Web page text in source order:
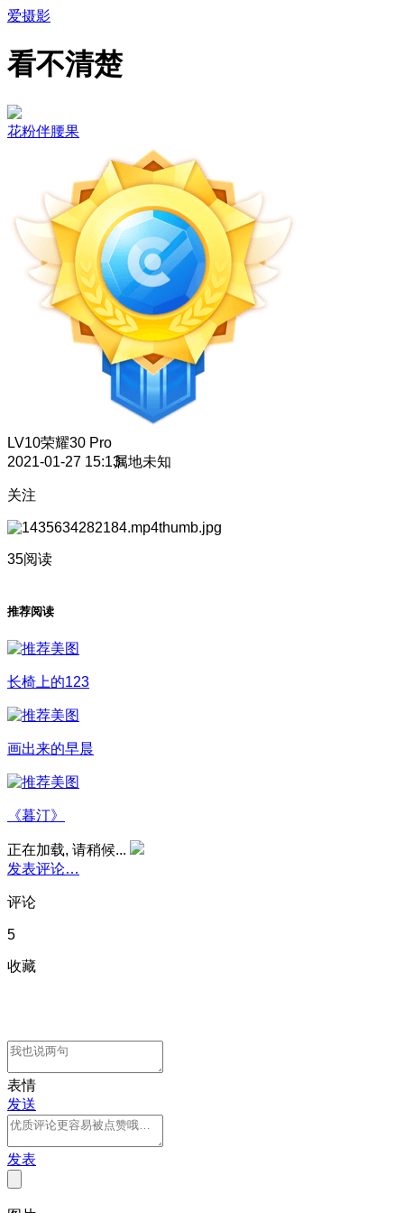
爱摄影
看不清楚
花粉伴腰果
LV10荣耀30 Pro
2021-01-27 15:13属地未知
关注
35阅读
推荐阅读
长椅上的123
画出来的早晨
《暮汀》
正在加载, 请稍候...
发表评论…
评论
5
收藏
表情
发送
发表